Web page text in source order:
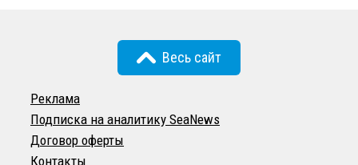
Весь сайт
Реклама
Подписка на аналитику SeaNews
Договор оферты
Контакты